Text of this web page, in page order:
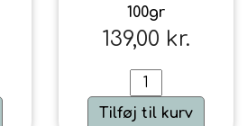
100gr
139,00 kr.
Tilføj til kurv